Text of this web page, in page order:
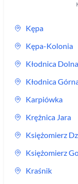
Kępa
Kępa-Kolonia
Kłodnica Dolna
Kłodnica
Karpiówka
Krężnica Jara
Księżomierz
Księżomierz
Kraśnik